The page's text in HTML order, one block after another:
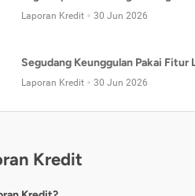
Laporan Kredit 30 Jun 2026
Segudang Keunggulan Pakai
Laporan Kredit 30 Jun 2026
Kredit